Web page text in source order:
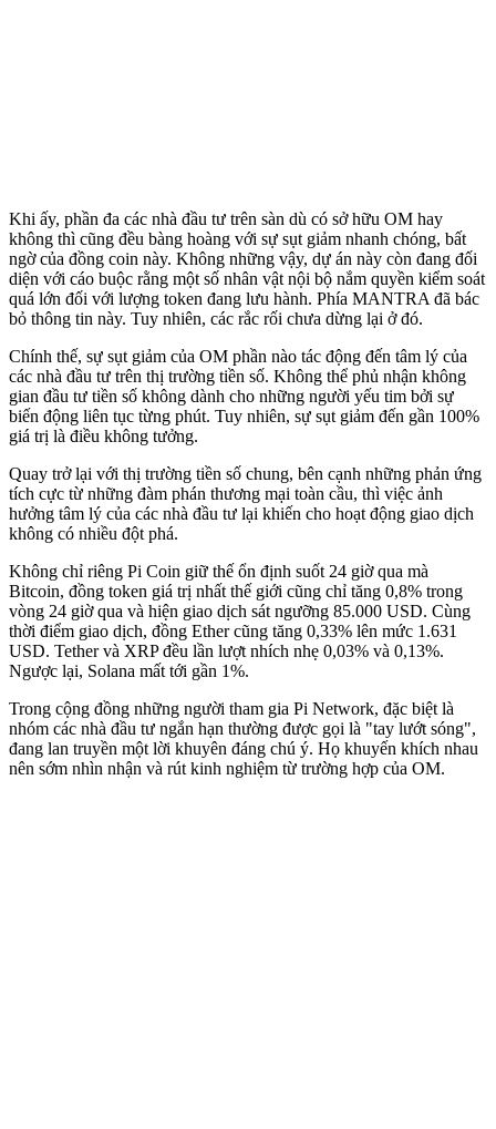
Khi ấy, phần đa các nhà đầu tư trên sàn dù có sở hữu OM hay
không thì cũng đều bàng hoàng với sự sụt giảm nhanh chóng, bất
ngờ của đồng coin này. Không những vậy, dự án này còn đang đối
diện với cáo buộc rằng một số nhân vật nội bộ nắm quyền kiểm soát
quá lớn đối với lượng token đang lưu hành. Phía MANTRA đã bác
bỏ thông tin này. Tuy nhiên, các rắc rối chưa dừng lại ở đó.
Chính thế, sự sụt giảm của OM phần nào tác động đến tâm lý của
các nhà đầu tư trên thị trường tiền số. Không thể phủ nhận không
gian đầu tư tiền số không dành cho những người yếu tim bởi sự
biến động liên tục từng phút. Tuy nhiên, sự sụt giảm đến gần 100%
giá trị là điều không tưởng.
Quay trở lại với thị trường tiền số chung, bên cạnh những phản ứng
tích cực từ những đàm phán thương mại toàn cầu, thì việc ảnh
hưởng tâm lý của các nhà đầu tư lại khiến cho hoạt động giao dịch
không có nhiều đột phá.
Không chỉ riêng Pi Coin giữ thế ổn định suốt 24 giờ qua mà
Bitcoin, đồng token giá trị nhất thế giới cũng chỉ tăng 0,8% trong
vòng 24 giờ qua và hiện giao dịch sát ngưỡng 85.000 USD. Cùng
thời điểm giao dịch, đồng Ether cũng tăng 0,33% lên mức 1.631
USD. Tether và XRP đều lần lượt nhích nhẹ 0,03% và 0,13%.
Ngược lại, Solana mất tới gần 1%.
Trong cộng đồng những người tham gia Pi Network, đặc biệt là
nhóm các nhà đầu tư ngắn hạn thường được gọi là "tay lướt sóng",
đang lan truyền một lời khuyên đáng chú ý. Họ khuyến khích nhau
nên sớm nhìn nhận và rút kinh nghiệm từ trường hợp của OM.